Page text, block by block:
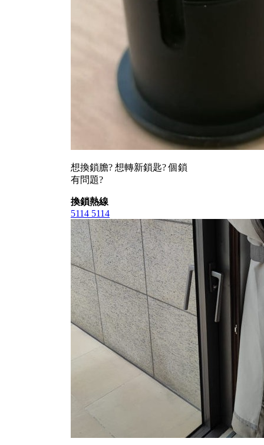
想換鎖膽? 想轉新鎖匙? 個鎖
有問題?
換鎖熱線
5114 5114